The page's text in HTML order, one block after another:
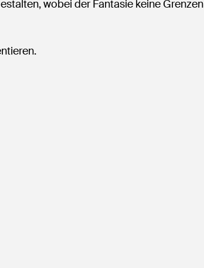
wobei der Fantasie keine Grenzen